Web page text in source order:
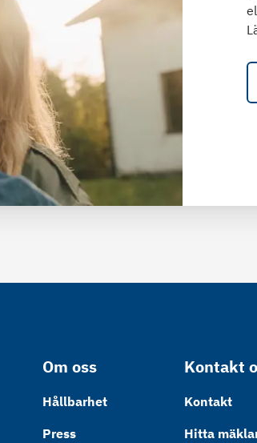
Om oss
Hållbarhet
Press
Kontakt
Kontakt
Hitta